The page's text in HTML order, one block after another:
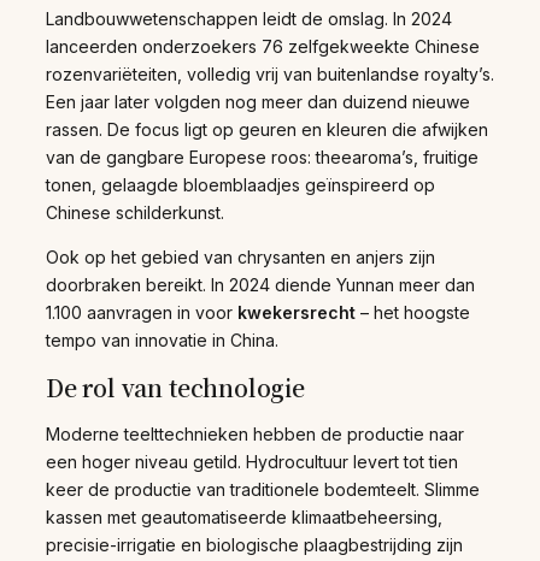
Landbouwwetenschappen leidt de omslag. In 2024
lanceerden onderzoekers 76 zelfgekweekte Chinese
rozenvariëteiten, volledig vrij van buitenlandse royalty’s.
Een jaar later volgden nog meer dan duizend nieuwe
rassen. De focus ligt op geuren en kleuren die afwijken
van de gangbare Europese roos: theearoma’s, fruitige
tonen, gelaagde bloemblaadjes geïnspireerd op
Chinese schilderkunst.
Ook op het gebied van chrysanten en anjers zijn
doorbraken bereikt. In 2024 diende Yunnan meer dan
1.100 aanvragen in voor kwekersrecht – het hoogste
tempo van innovatie in China.
De rol van technologie
Moderne teelttechnieken hebben de productie naar
een hoger niveau getild. Hydrocultuur levert tot tien
keer de productie van traditionele bodemteelt. Slimme
kassen met geautomatiseerde klimaatbeheersing,
precisie-irrigatie en biologische plaagbestrijding zijn